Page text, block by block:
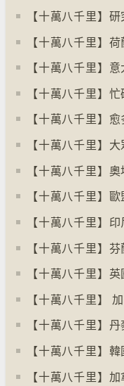
【十萬八千里】
【十萬八千里】
【十萬八千里】